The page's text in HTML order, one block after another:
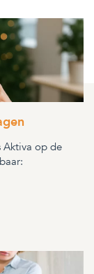
Aktiva op de